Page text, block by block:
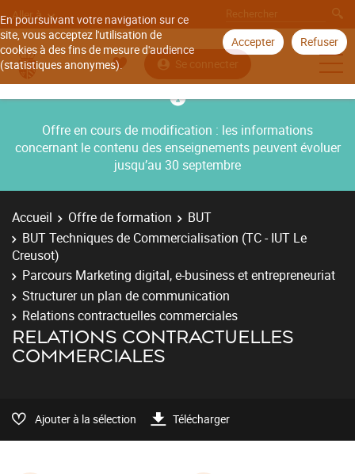
En poursuivant votre navigation sur ce
site, vous acceptez l'utilisation de
cookies à des fins de mesure d'audience
(statistiques anonymes).
Accepter Refuser
Aller à
Se connecter
Offre en cours de modification : les informations
concernant le contenu des enseignements peuvent évoluer
jusqu’au 30 septembre
Accueil Offre de formation
BUT
BUT Techniques de Commercialisation (TC - IUT Le
Creusot)
Parcours Marketing digital, e-business et entrepreneuriat
Structurer un plan de communication
Relations contractuelles commerciales
RELATIONS CONTRACTUELLES
COMMERCIALES
Ajouter à la sélection Télécharger